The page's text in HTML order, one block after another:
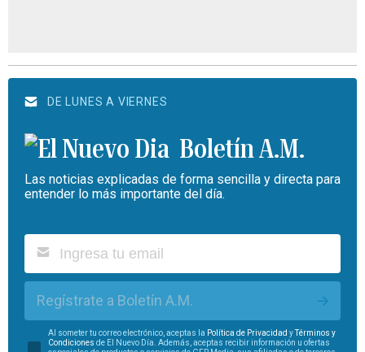
DE LUNES A VIERNES
Boletín A.M.
Las noticias explicadas de forma sencilla y directa para
entender lo más importante del día.
Regístrate a Boletín A.M.
Al someter tu correo electrónico, aceptas la Política de Privacidad yTérminos y
Condiciones de El Nuevo Día. Además, aceptas recibir información u ofertas